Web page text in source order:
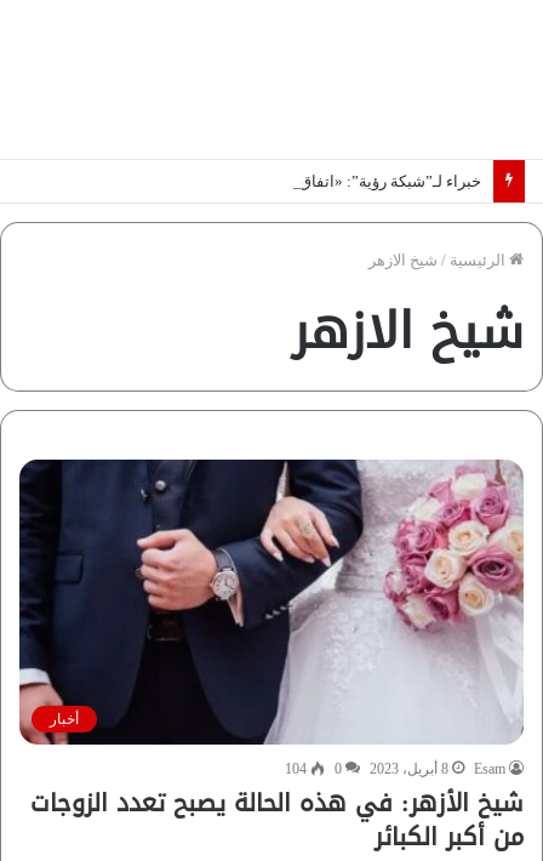
خبراء لـ”شبكة رؤية”: «اتفاق مكة» يغيّر قواعد اللعبة بالشرق الأوسط
الرئيسية / شيخ الازهر
شيخ الازهر
أخبار
Esam 8 أبريل، 2023 0
104
شيخ الأزهر: في هذه الحالة يصبح تعدد الزوجات
من أكبر الكبائر